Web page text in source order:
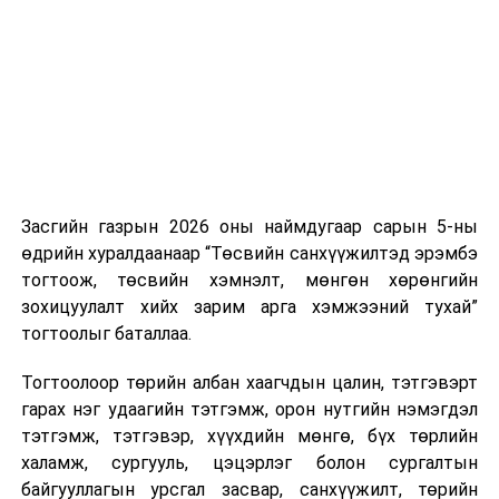
Шинэ хууль Францын зах зээлд үйлчилдэг гадаадын
дуудлагын төвүүдэд нөлөөлөхөөр байна. Тухайлбал,
Мароккогийн дуудлагын төвүүдийн орлогын 80 гаруй
хувь Францын зах зээлээс бүрддэг бөгөөд тус улсын
40–50 мянган ажлын байр эрсдэлд орж болзошгүйг
Засгийн газрын 2026 оны наймдугаар сарын 5-ны
өдрийн хуралдаанаар “Төсвийн санхүүжилтэд эрэмбэ
тогтоож, төсвийн хэмнэлт, мөнгөн хөрөнгийн
зохицуулалт хийх зарим арга хэмжээний тухай”
тогтоолыг баталлаа.
Тогтоолоор төрийн албан хаагчдын цалин, тэтгэвэрт
гарах нэг удаагийн тэтгэмж, орон нутгийн нэмэгдэл
тэтгэмж, тэтгэвэр, хүүхдийн мөнгө, бүх төрлийн
халамж, сургууль, цэцэрлэг болон сургалтын
байгууллагын урсгал засвар, санхүүжилт, төрийн